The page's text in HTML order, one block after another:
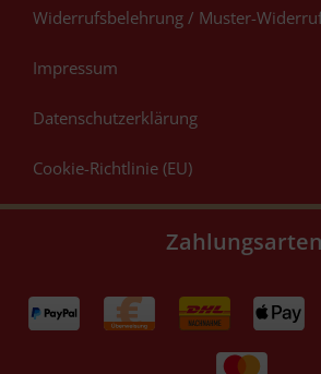
Widerrufsbelehrung / Muster-
Impressum
Datenschutzerklärung
Cookie-Richtlinie (EU)
Zahlungsarten